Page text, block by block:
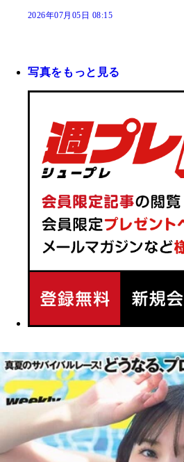
2026年07月05日 08:15
写真をもっと見る